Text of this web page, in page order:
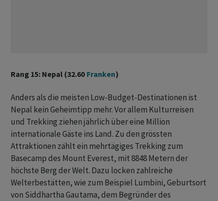
Rang 15: Nepal (32.60 Franken)
Anders als die meisten Low-Budget-Destinationen ist
Nepal kein Geheimtipp mehr. Vor allem Kulturreisen
und Trekking ziehen jährlich über eine Million
internationale Gäste ins Land. Zu den grössten
Attraktionen zählt ein mehrtägiges Trekking zum
Basecamp des Mount Everest, mit 8848 Metern der
höchste Berg der Welt. Dazu locken zahlreiche
Welterbestätten, wie zum Beispiel Lumbini, Geburtsort
von Siddhartha Gautama, dem Begründer des